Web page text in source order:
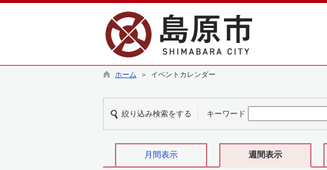
ホーム ＞ イベントカレンダー
絞り込み検索をする キーワード
月間表示 週間表示